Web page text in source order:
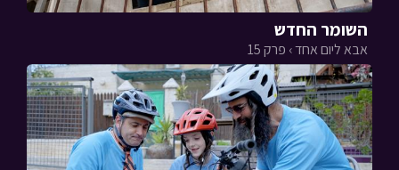
השומר החדש
אבא ליום אחד › פרק 15